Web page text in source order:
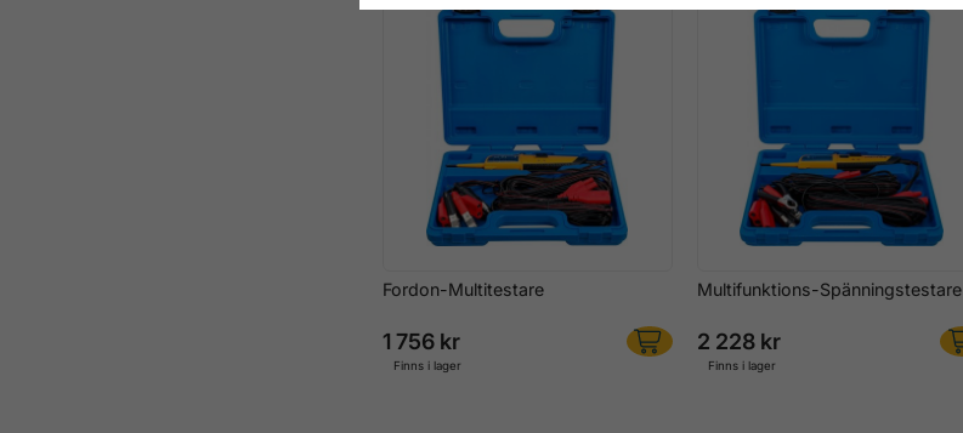
Fordon-Multitestare
1 756 kr
Finns i lager
Multifunktions-Spänningstestare
2 228 kr
Finns i lager